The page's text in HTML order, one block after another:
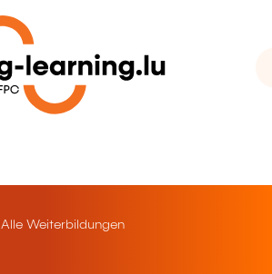
Alle Weiterbildungen